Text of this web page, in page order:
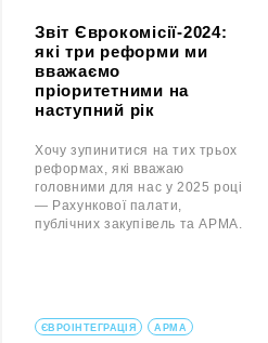
Звіт Єврокомісії-2024:
які три реформи ми
вважаємо
пріоритетними на
наступний рік
Хочу зупинитися на тих трьох
реформах, які вважаю
головними для нас у 2025 році
— Рахункової палати,
публічних закупівель та АРМА.
ЄВРОІНТЕГРАЦІЯ АРМА